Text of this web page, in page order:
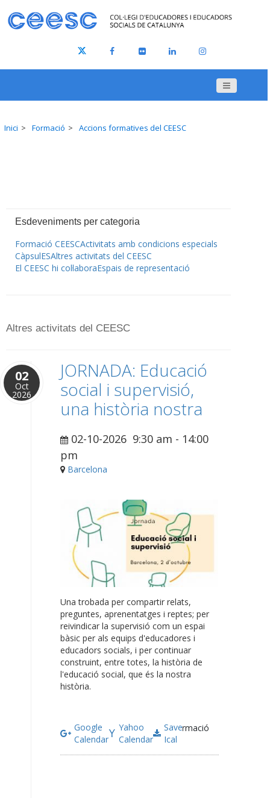
Inici Formació Accions formatives del CEESC
Esdeveniments per categoria
Formació CEESCActivitats amb condicions especials
CàpsulESAltres activitats del CEESC
El CEESC hi col·laboraEspais de representació
Altres activitats del CEESC
02
Oct
2026
JORNADA: Educació
social i supervisió,
una història nostra
02-10-2026 9:30 am - 14:00
pm
Barcelona
Una trobada per compartir relats,
preguntes, aprenentatges i reptes; per
reivindicar la supervisió com un espai
bàsic per als equips d'educadores i
educadors socials, i per continuar
construint, entre totes, la història de
l'educació social, que és la nostra
història.
Google
Calendar
Yahoo
Calendar
Save
Ical
Més informació